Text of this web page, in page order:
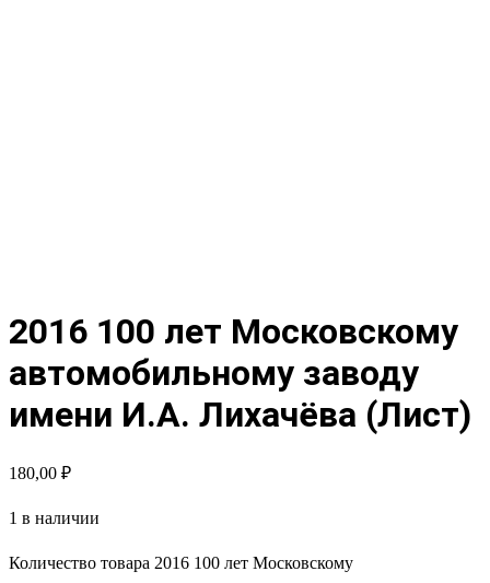
2016 100 лет Московскому
автомобильному заводу
имени И.А. Лихачёва (Лист)
180,00 ₽
1 в наличии
Количество товара 2016 100 лет Московскому